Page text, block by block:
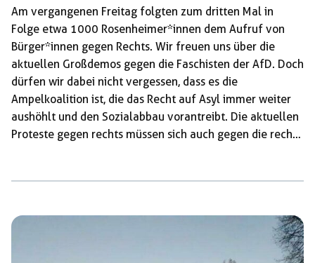
Am vergangenen Freitag folgten zum dritten Mal in
Folge etwa 1000 Rosenheimer*innen dem Aufruf von
Bürger*innen gegen Rechts. Wir freuen uns über die
aktuellen Großdemos gegen die Faschisten der AfD. Doch
dürfen wir dabei nicht vergessen, dass es die
Ampelkoalition ist, die das Recht auf Asyl immer weiter
aushöhlt und den Sozialabbau vorantreibt. Die aktuellen
Proteste gegen rechts müssen sich auch gegen die rechte
gefreut haben uns die vielen positiven Reaktionen der